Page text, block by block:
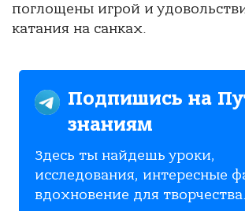
поглощены игрой и
катания на санках.
Подпишись на
знаниям
Здесь ты найдешь уроки,
исследования, интересные
вдохновение для творчества.